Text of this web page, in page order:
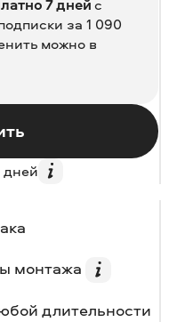
7 днейс
за 1 090
можно в
дней
монтажа
длительности